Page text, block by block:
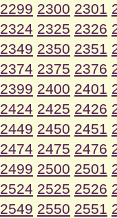
2299 2300 2301
2324 2325 2326
2349 2350 2351
2374 2375 2376
2399 2400 2401
2424 2425 2426
2449 2450 2451
2474 2475 2476
2499 2500 2501
2524 2525 2526
2549 2550 2551